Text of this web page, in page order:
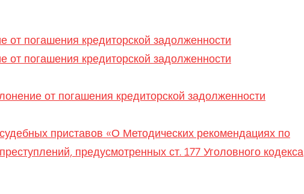
от погашения кредиторской задолженности
от погашения кредиторской задолженности
от погашения кредиторской задолженности
приставов «О Методических рекомендациях по
предусмотренных ст. 177 Уголовного кодекса